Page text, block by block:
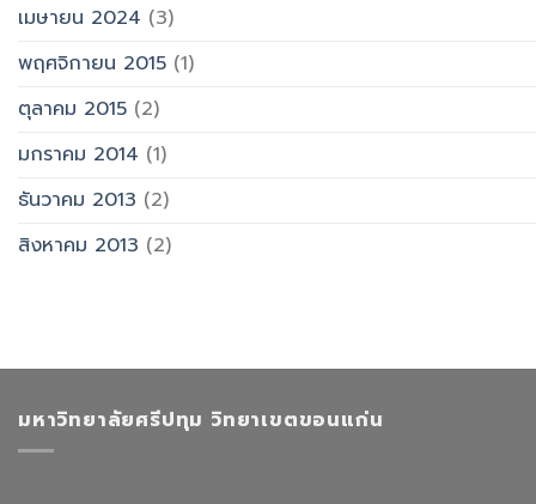
เมษายน 2024 (3)
พฤศจิกายน 2015 (1)
ตุลาคม 2015 (2)
มกราคม 2014 (1)
ธันวาคม 2013 (2)
สิงหาคม 2013 (2)
มหาวิทยาลัยศรีปทุม วิทยาเขตขอนแก่น